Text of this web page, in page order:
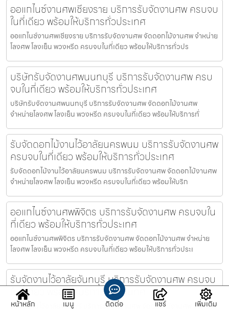
ออแกไนซ์งานศพเชียงราย บริการรับจัดงานศพ ครบจบ
ในที่เดียว พร้อมให้บริการทั่วประเทศ
ออแกไนซ์งานศพเชียงราย บริการรับจัดงานศพ จัดดอกไม้งานศพ จำหน่าย
โลงศพ โลงเย็น พวงหรีด ครบจบในที่เดียว พร้อมให้บริการทั่วปร
บริษัทรับจัดงานศพนนทบุรี บริการรับจัดงานศพ ครบ
จบในที่เดียว พร้อมให้บริการทั่วประเทศ
บริษัทรับจัดงานศพนนทบุรี บริการรับจัดงานศพ จัดดอกไม้งานศพ
จำหน่ายโลงศพ โลงเย็น พวงหรีด ครบจบในที่เดียว พร้อมให้บริการทั่
รับจัดดอกไม้งานไว้อาลัยนครพนม บริการรับจัดงานศพ
ครบจบในที่เดียว พร้อมให้บริการทั่วประเทศ
รับจัดดอกไม้งานไว้อาลัยนครพนม บริการรับจัดงานศพ จัดดอกไม้งานศพ
จำหน่ายโลงศพ โลงเย็น พวงหรีด ครบจบในที่เดียว พร้อมให้บริก
ออแกไนซ์งานศพพิจิตร บริการรับจัดงานศพ ครบจบใน
ที่เดียว พร้อมให้บริการทั่วประเทศ
ออแกไนซ์งานศพพิจิตร บริการรับจัดงานศพ จัดดอกไม้งานศพ จำหน่าย
โลงศพ โลงเย็น พวงหรีด ครบจบในที่เดียว พร้อมให้บริการทั่วประเ
รับจัดงานไว้อาลัยจันทบุรี บริการรับจัดงานศพ ครบจบ
ในที่เดียว พร้อมให้บริการทั่วประเทศ
รับจัดงานไว้อาลัยจันทบุรี บริการรับจัดงานศพ จัดดอกไม้งานศพ จำหน่าย
หน้าหลัก เมนู ติดต่อ แชร์ เพิ่มเติม